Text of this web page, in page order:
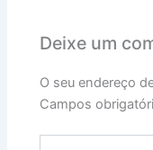
Deixe um
O seu endereço
Campos